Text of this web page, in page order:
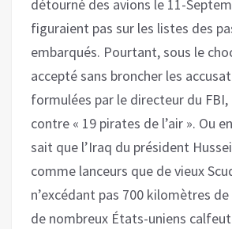
détourné des avions le 11-
figuraient pas sur les listes des
embarqués. Pourtant, sous le
accepté sans broncher les
formulées par le directeur du
contre « 19 pirates de l’air ». Ou
sait que l’Iraq du président
comme lanceurs que de vieux
n’excédant pas 700 kilomètres
de nombreux États-uniens